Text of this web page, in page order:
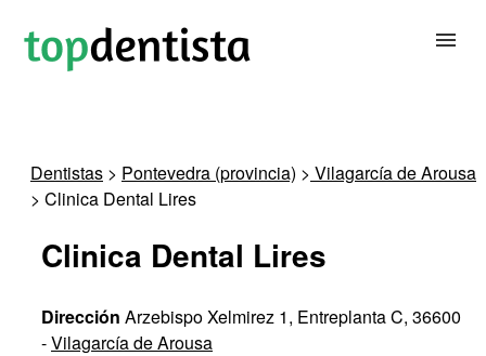
PARA CLÍNICAS DENTALES
CONTACTAR
Dentistas > Pontevedra (provincia) > Vilagarcía de Arousa
> Clinica Dental Lires
Clinica Dental Lires
Dirección Arzebispo Xelmirez 1, Entreplanta C, 36600
-Vilagarcía de Arousa